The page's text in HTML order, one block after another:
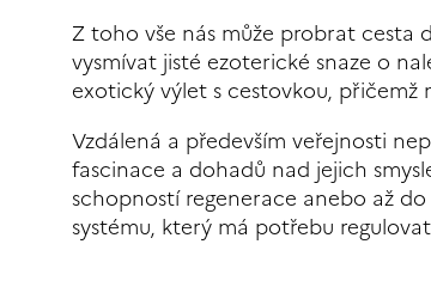
Z toho vše nás může probrat cesta
vysmívat jisté ezoterické snaze o
exotický výlet s cestovkou,
Vzdálená a především veřejnosti
fascinace a dohadů nad jejich
schopností regenerace anebo až
systému, který má potřebu